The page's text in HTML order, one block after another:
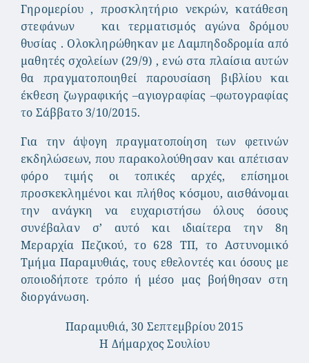
Γηρομερίου , προσκλητήριο νεκρών, κατάθεση
στεφάνων και τερματισμός αγώνα δρόμου
θυσίας . Ολοκληρώθηκαν με Λαμπηδοδρομία από
μαθητές σχολείων (29/9) , ενώ στα πλαίσια αυτών
θα πραγματοποιηθεί παρουσίαση βιβλίου και
έκθεση ζωγραφικής –αγιογραφίας –φωτογραφίας
το Σάββατο 3/10/2015.
Για την άψογη πραγματοποίηση των φετινών
εκδηλώσεων, που παρακολούθησαν και απέτισαν
φόρο τιμής οι τοπικές αρχές, επίσημοι
προσκεκλημένοι και πλήθος κόσμου, αισθάνομαι
την ανάγκη να ευχαριστήσω όλους όσους
συνέβαλαν σ’ αυτό και ιδιαίτερα την 8η
Μεραρχία Πεζικού, το 628 ΤΠ, το Αστυνομικό
Τμήμα Παραμυθιάς, τους εθελοντές και όσους με
οποιοδήποτε τρόπο ή μέσο μας βοήθησαν στη
διοργάνωση.
Παραμυθιά, 30 Σεπτεμβρίου 2015
Η Δήμαρχος Σουλίου